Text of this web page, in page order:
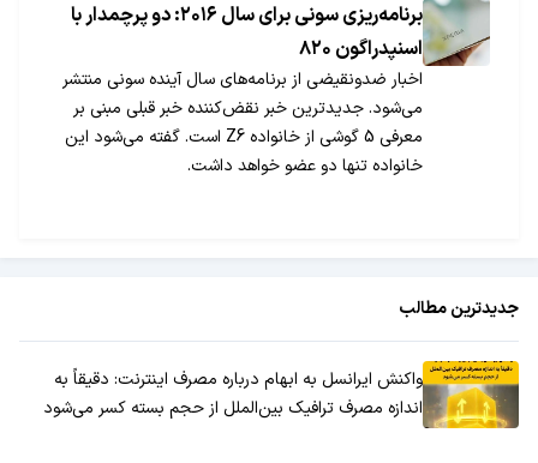
برنامه‌ریزی سونی برای سال ۲۰۱۶: دو پرچمدار با
اسنپدراگون ۸۲۰
اخبار ضدونقیضی از برنامه‌های سال آینده سونی منتشر
می‌شود. جدیدترین خبر نقض‌کننده خبر قبلی مبنی بر
معرفی 5 گوشی از خانواده Z6 است. گفته می‌شود این
خانواده تنها دو عضو خواهد داشت.
جدیدترین مطالب
واکنش ایرانسل به ابهام درباره مصرف اینترنت: دقیقاً به
اندازه مصرف ترافیک بین‌الملل از حجم بسته کسر می‌شود